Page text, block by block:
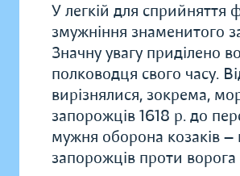
У легкій для сприйняття
змужніння знаменитого
Значну увагу приділено
полководця свого часу.
вирізнялися, зокрема,
запорожців 1618 р. до
мужня оборона козаків —
запорожців проти ворога